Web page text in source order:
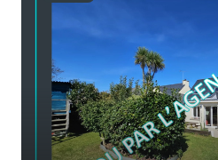
e-mail
contact